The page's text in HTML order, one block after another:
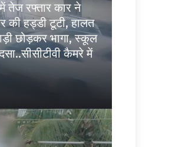
तेज रफ्तार कार ने
की हड्डी टूटी, हालत
छोड़कर भागा, स्कूल
कैमरे में